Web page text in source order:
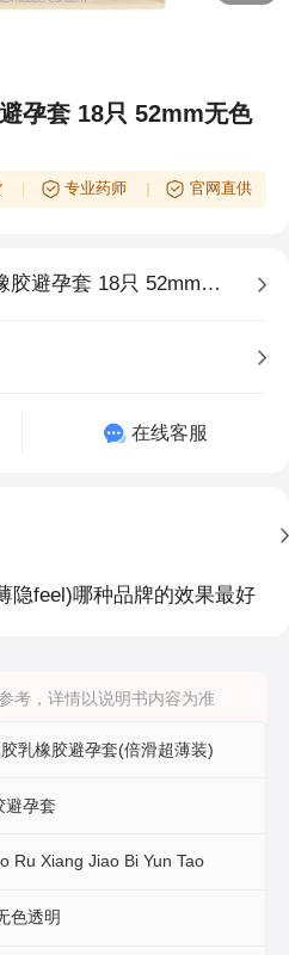
孕套 18只 52mm无色
专业药师 官网直供
杜蕾斯 天然胶乳橡胶避孕套 18只 52mm无色透明
在线客服
隐feel)哪种品牌的效果最好
考，详情以说明书内容为准
乳橡胶避孕套(倍滑超薄装)
避孕套
Ru Xiang Jiao Bi Yun Tao
色透明